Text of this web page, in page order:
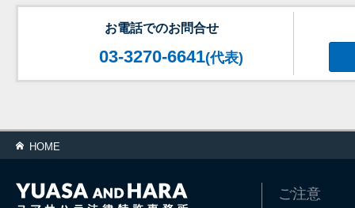
お電話でのお問合せ
03-3270-6641(代表)
HOME
ご注意